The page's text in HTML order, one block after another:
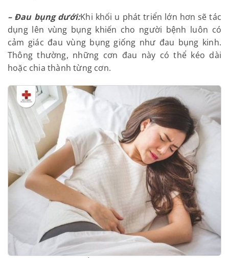
– Đau bụng dưới:Khi khối u phát triển lớn hơn sẽ
tác dụng lên vùng bụng khiến cho người bệnh luôn
có cảm giác đau vùng bụng giống như đau bụng
kinh. Thông thường, những cơn đau này có thể kéo